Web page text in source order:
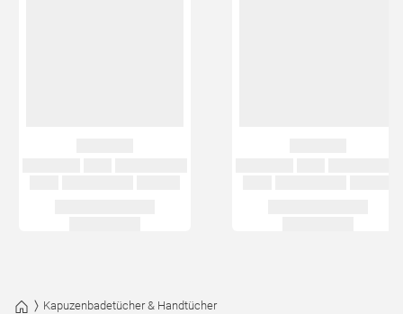
Kapuzenbadetücher & Handtücher